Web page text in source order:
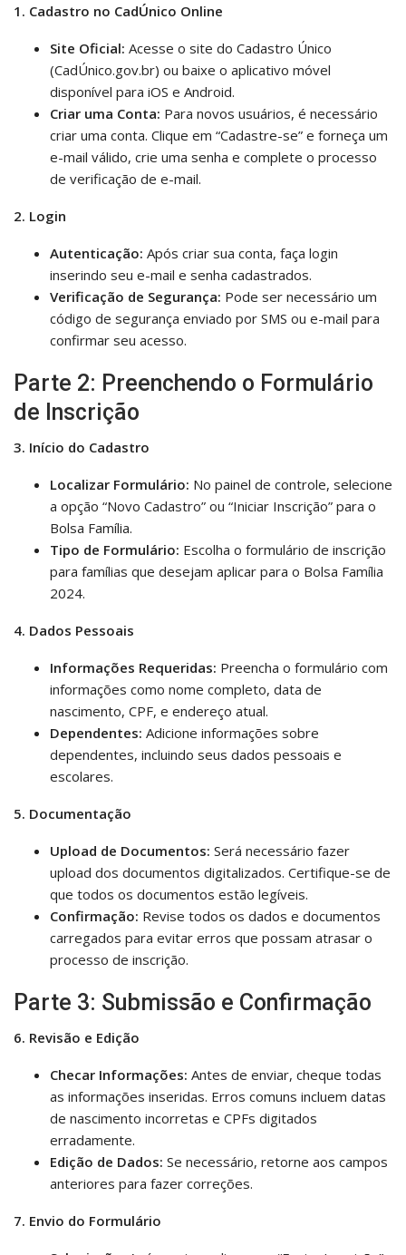
1. Cadastro no CadÚnico Online
Site Oficial: Acesse o site do Cadastro Único
(CadÚnico.gov.br) ou baixe o aplicativo móvel
disponível para iOS e Android.
Criar uma Conta: Para novos usuários, é necessário
criar uma conta. Clique em “Cadastre-se” e forneça um
e-mail válido, crie uma senha e complete o processo
de verificação de e-mail.
2. Login
Autenticação: Após criar sua conta, faça login
inserindo seu e-mail e senha cadastrados.
Verificação de Segurança: Pode ser necessário um
código de segurança enviado por SMS ou e-mail para
confirmar seu acesso.
Parte 2: Preenchendo o Formulário
de Inscrição
3. Início do Cadastro
Localizar Formulário: No painel de controle, selecione
a opção “Novo Cadastro” ou “Iniciar Inscrição” para o
Bolsa Família.
Tipo de Formulário: Escolha o formulário de inscrição
para famílias que desejam aplicar para o Bolsa Família
2024.
4. Dados Pessoais
Informações Requeridas: Preencha o formulário com
informações como nome completo, data de
nascimento, CPF, e endereço atual.
Dependentes: Adicione informações sobre
dependentes, incluindo seus dados pessoais e
escolares.
5. Documentação
Upload de Documentos: Será necessário fazer
upload dos documentos digitalizados. Certifique-se de
que todos os documentos estão legíveis.
Confirmação: Revise todos os dados e documentos
carregados para evitar erros que possam atrasar o
processo de inscrição.
Parte 3: Submissão e Confirmação
6. Revisão e Edição
Checar Informações: Antes de enviar, cheque todas
as informações inseridas. Erros comuns incluem datas
de nascimento incorretas e CPFs digitados
erradamente.
Edição de Dados: Se necessário, retorne aos campos
anteriores para fazer correções.
7. Envio do Formulário